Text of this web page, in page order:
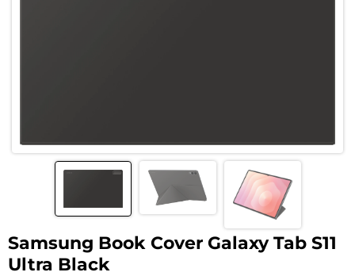
Samsung Book Cover Galaxy Tab S11
Ultra Black